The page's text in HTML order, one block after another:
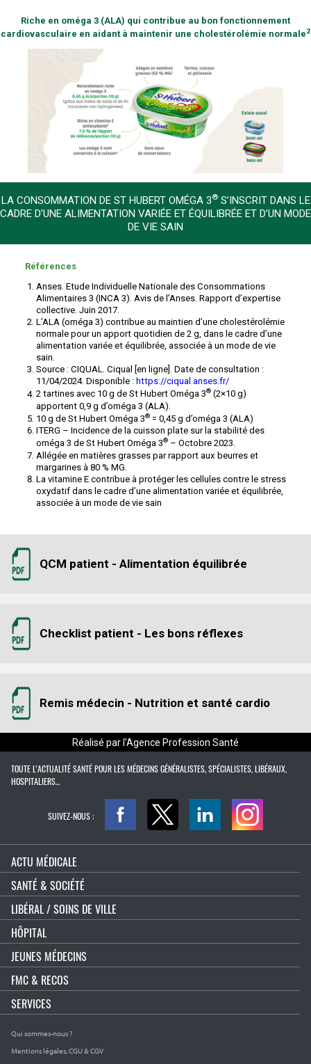
Riche en oméga 3 (ALA) qui contribue au bon fonctionnement
cardiovasculaire en aidant à maintenir une cholestérolémie normale2
LA CONSOMMATION DE ST HUBERT OMÉGA 3®S’INSCRIT DANS LE
CADRE D’UNE ALIMENTATION VARIÉE ET ÉQUILIBRÉE ET D’UN MODE
DE VIE SAIN
Références
Anses. Etude Individuelle Nationale des Consommations
Alimentaires 3 (INCA 3). Avis de l’Anses. Rapport d’expertise
collective. Juin 2017.
L’ALA (oméga 3) contribue au maintien d’une cholestérolémie
normale pour un apport quotidien de 2 g, dans le cadre d’une
alimentation variée et équilibrée, associée à un mode de vie
sain.
Source : CIQUAL. Ciqual [en ligne]. Date de consultation :
11/04/2024. Disponible : https://ciqual.anses.fr/
2 tartines avec 10 g de St Hubert Oméga 3® (2×10 g)
apportent 0,9 g d’oméga 3 (ALA).
10 g de St Hubert Oméga 3® = 0,45 g d’oméga 3 (ALA)
ITERG – Incidence de la cuisson plate sur la stabilité des
oméga 3 de St Hubert Oméga 3® – Octobre 2023.
Allégée en matières grasses par rapport aux beurres et
margarines à 80 % MG.
La vitamine E contribue à protéger les cellules contre le stress
oxydatif dans le cadre d’une alimentation variée et équilibrée,
associée à un mode de vie sain
QCM patient - Alimentation équilibrée
Checklist patient - Les bons réflexes
Remis médecin - Nutrition et santé cardio
Réalisé par l'Agence Profession Santé
TOUTE L’ACTUALITÉ SANTÉ POUR LES MÉDECINS GÉNÉRALISTES, SPÉCIALISTES, LIBÉRAUX,
HOSPITALIERS…
SUIVEZ-NOUS :
ACTU MÉDICALE
SANTÉ & SOCIÉTÉ
LIBÉRAL / SOINS DE VILLE
HÔPITAL
JEUNES MÉDECINS
FMC & RECOS
SERVICES
Qui sommes-nous ?
Mentions légales, CGU & CGV